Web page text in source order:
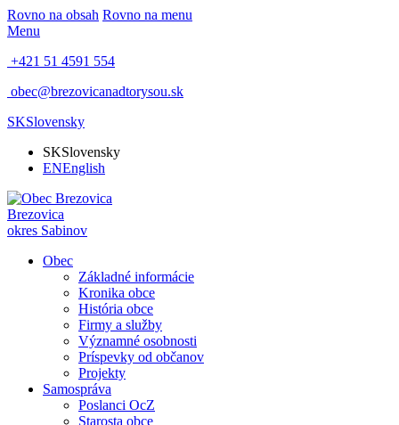
Rovno na obsah Rovno na menu
Menu
+421 51 4591 554
obec@brezovicanadtorysou.sk
SKSlovensky
SKSlovensky
ENEnglish
Brezovica
okres Sabinov
Obec
Základné informácie
Kronika obce
História obce
Firmy a služby
Významné osobnosti
Príspevky od občanov
Projekty
Samospráva
Poslanci OcZ
Starosta obce